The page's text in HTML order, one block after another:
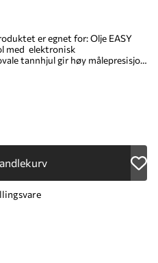
tannhjul gir høy målepresisjon
stive og fleksible versjoner)